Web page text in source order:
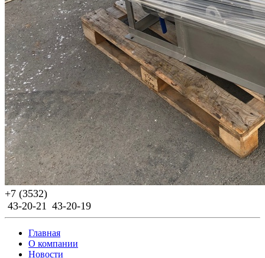
Previous
Next
+7 (3532)
43-20-21 43-20-19
Главная
О компании
Новости